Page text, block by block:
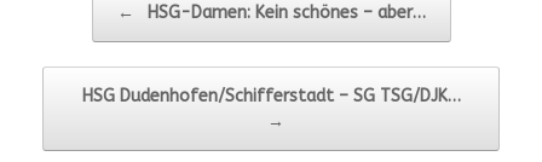
← HSG-Damen: Kein schönes – aber…
HSG Dudenhofen/Schifferstadt – SG TSG/DJK…
→